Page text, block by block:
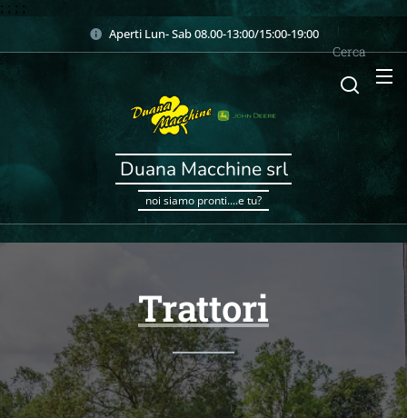
; ; ; ;
Aperti Lun- Sab 08.00-13:00/15:00-19:00
Duana Macchine srl
noi siamo pronti....e tu?
Cerca
Trattori